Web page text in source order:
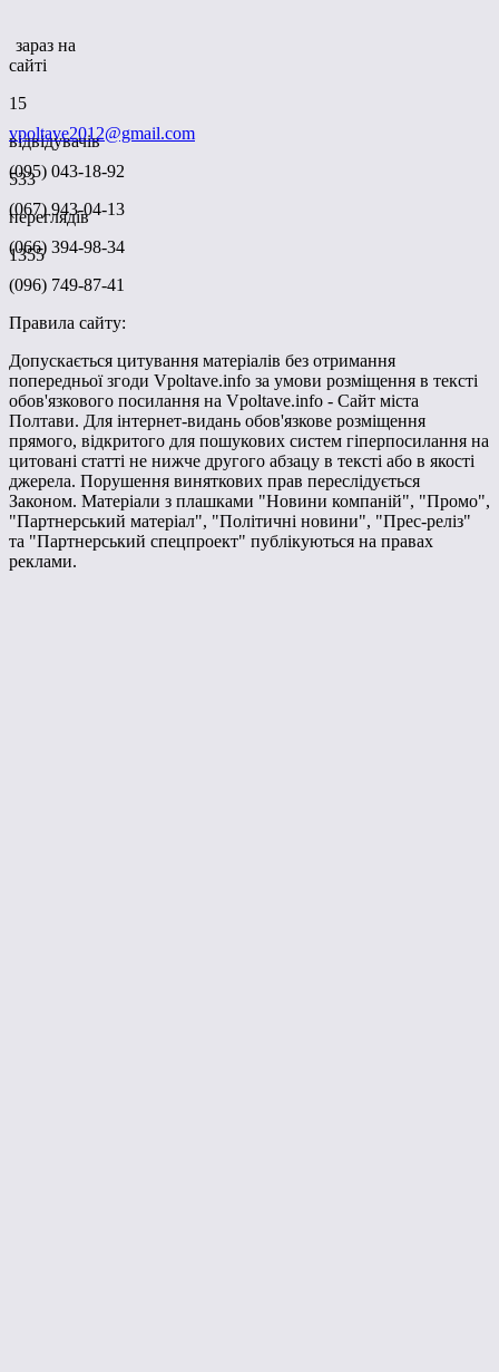
зараз на
сайті
15
відвідувачів
533
переглядів
1355
vpoltave2012@gmail.com
(095) 043-18-92
(067) 943-04-13
(066) 394-98-34
(096) 749-87-41
Правила сайту:
Допускається цитування матеріалів без отримання
попередньої згоди Vpoltave.info за умови розміщення в тексті
обов'язкового посилання на Vpoltave.info - Сайт міста
Полтави. Для інтернет-видань обов'язкове розміщення
прямого, відкритого для пошукових систем гіперпосилання на
цитовані статті не нижче другого абзацу в тексті або в якості
джерела. Порушення виняткових прав переслідується
Законом. Матеріали з плашками "Новини компаній", "Промо",
"Партнерський матеріал", "Політичні новини", "Прес-реліз"
та "Партнерський спецпроект" публікуються на правах
реклами.